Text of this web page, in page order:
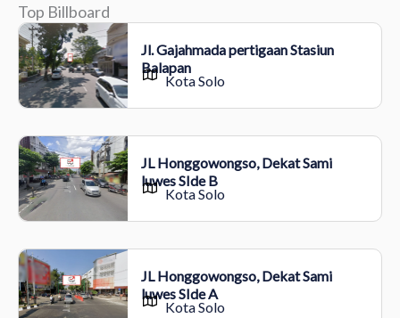
Top Billboard
Jl. Gajahmada pertigaan Stasiun
Balapan
Kota Solo
JL Honggowongso, Dekat Sami
luwes SIde B
Kota Solo
JL Honggowongso, Dekat Sami
luwes SIde A
Kota Solo